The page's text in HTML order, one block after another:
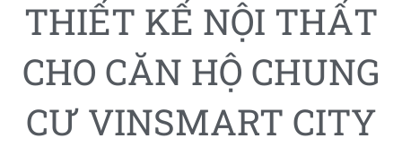
THIẾT KẾ NỘI THẤT
CHO CĂN HỘ CHUNG
CƯ VINSMART CITY